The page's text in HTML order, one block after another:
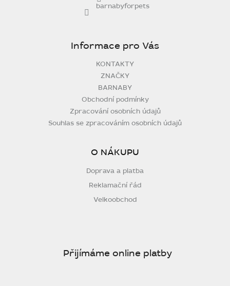
barnabyforpets
Informace pro Vás
KONTAKTY
ZNAČKY
BARNABY
Obchodní podmínky
Zpracování osobních údajů
Souhlas se zpracováním osobních údajů
O NÁKUPU
Doprava a platba
Reklamační řád
Velkoobchod
Přijímáme online platby